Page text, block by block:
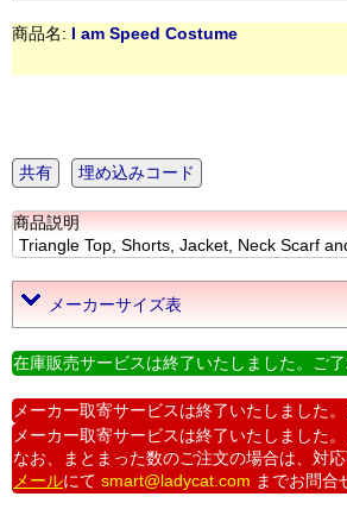
商品名: I am Speed Costume
共有 埋め込みコード
商品説明
Triangle Top, Shorts, Jacket, Neck Scarf
メーカーサイズ表
在庫販売サービスは終了いたしました。ご了
メーカー取寄サービスは終了いたしました。
メーカー取寄サービスは終了いたしました。
なお、まとまった数のご注文の場合は、対
メールにて smart@ladycat.com までお問合